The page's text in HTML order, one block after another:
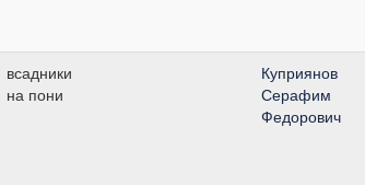
всадники
на пони
Куприянов
Серафим
Федорович